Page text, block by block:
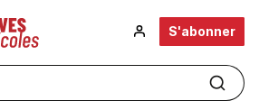
S'abonner